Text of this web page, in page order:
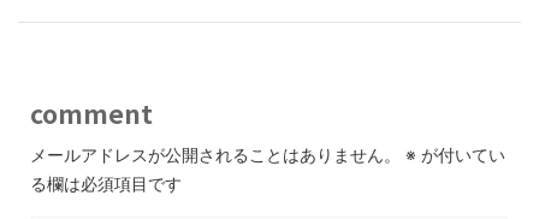
comment
メールアドレスが公開されることはありません。 ※ が付いてい
る欄は必須項目です